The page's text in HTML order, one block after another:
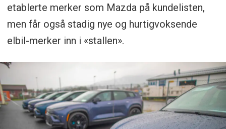
etablerte merker som Mazda på kundelisten,
men får også stadig nye og hurtigvoksende
elbil-merker inn i «stallen».